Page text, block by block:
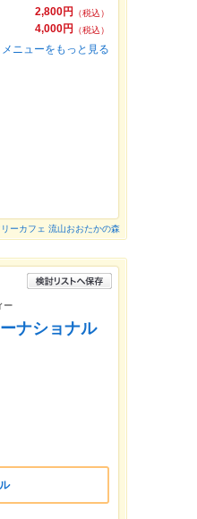
2,800円
（税込）
4,000円
（税込）
ニューをもっと見る
ーカフェ 流山おおたかの森
ー
ナショナル